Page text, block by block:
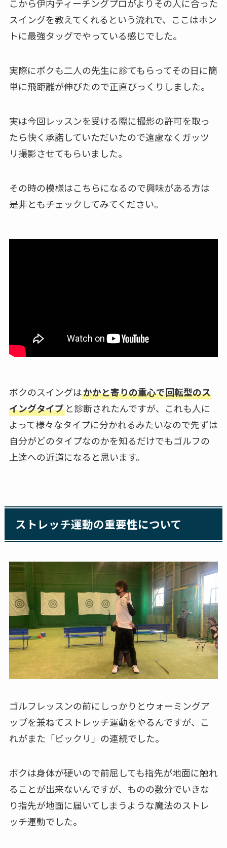
こから伊内ティーチングプロがよりその人に合った
スイングを教えてくれるという流れで、ここはホン
トに最強タッグでやっている感じでした。
実際にボクも二人の先生に診てもらってその日に簡
単に飛距離が伸びたので正直びっくりしました。
実は今回レッスンを受ける際に撮影の許可を取っ
たら快く承諾していただいたので遠慮なくガッツ
リ撮影させてもらいました。
その時の模様はこちらになるので興味がある方は
是非ともチェックしてみてください。
ボクのスイングはかかと寄りの重心で回転型のス
イングタイプと診断されたんですが、これも人に
よって様々なタイプに分かれるみたいなので先ずは
自分がどのタイプなのかを知るだけでもゴルフの
上達への近道になると思います。
ストレッチ運動の重要性について
ゴルフレッスンの前にしっかりとウォーミングア
ップを兼ねてストレッチ運動をやるんですが、こ
れがまた「ビックリ」の連続でした。
ボクは身体が硬いので前屈しても指先が地面に触れ
ることが出来ないんですが、ものの数分でいきな
り指先が地面に届いてしまうような魔法のストレ
ッチ運動でした。